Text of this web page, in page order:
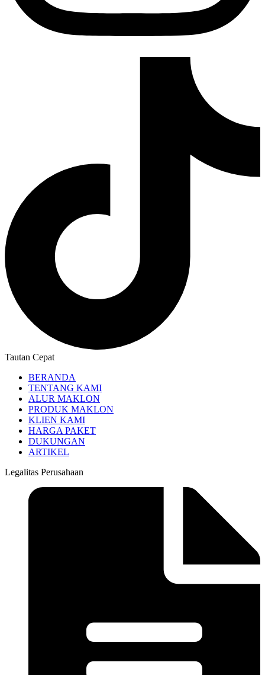
Tautan Cepat
BERANDA
TENTANG KAMI
ALUR MAKLON
PRODUK MAKLON
KLIEN KAMI
HARGA PAKET
DUKUNGAN
ARTIKEL
Legalitas Perusahaan